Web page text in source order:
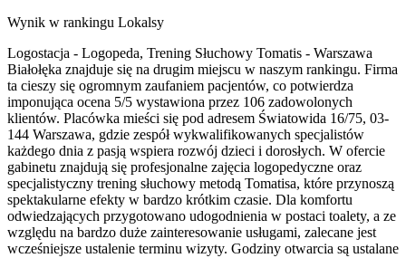
Wynik w rankingu Lokalsy
Logostacja - Logopeda, Trening Słuchowy Tomatis - Warszawa
Białołęka znajduje się na drugim miejscu w naszym rankingu. Firma
ta cieszy się ogromnym zaufaniem pacjentów, co potwierdza
imponująca ocena 5/5 wystawiona przez 106 zadowolonych
klientów. Placówka mieści się pod adresem Światowida 16/75, 03-
144 Warszawa, gdzie zespół wykwalifikowanych specjalistów
każdego dnia z pasją wspiera rozwój dzieci i dorosłych. W ofercie
gabinetu znajdują się profesjonalne zajęcia logopedyczne oraz
specjalistyczny trening słuchowy metodą Tomatisa, które przynoszą
spektakularne efekty w bardzo krótkim czasie. Dla komfortu
odwiedzających przygotowano udogodnienia w postaci toalety, a ze
względu na bardzo duże zainteresowanie usługami, zalecane jest
wcześniejsze ustalenie terminu wizyty. Godziny otwarcia są ustalane